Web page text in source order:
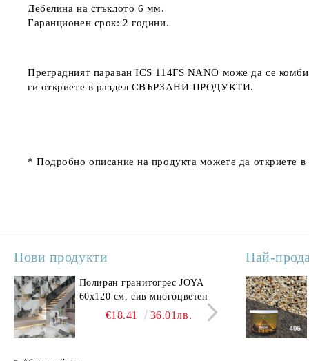
Дебелина на стъклото 6 мм.
Гаранционен срок: 2 години.
Преградният параванICS 114FS NANO може да се
ги откриете в раздел СВЪРЗАНИ ПРОДУКТИ.
* Подробно описание на продукта можете да откриете в
Нови продукти
Полиран гранитогрес JOYA
60x120 см, сив многоцветен
€18.41 36.01лв.
Най-